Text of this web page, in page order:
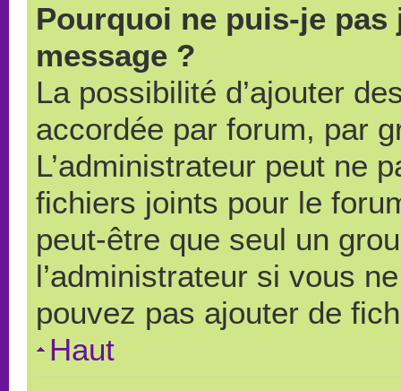
Pourquoi ne puis-je
message ?
La possibilité d’ajouter
accordée par forum, par
L’administrateur peut ne
fichiers joints pour le
peut-être que seul un
l’administrateur si vous
pouvez pas ajouter de
Haut